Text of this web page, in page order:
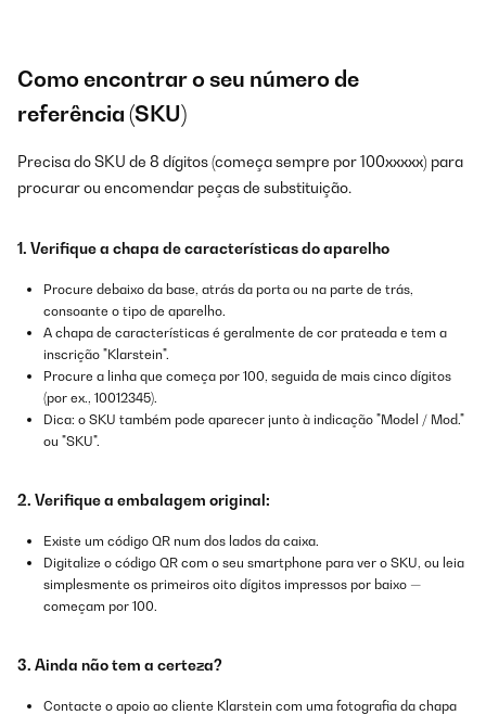
Como encontrar o seu número de
referência (SKU)
Precisa do SKU de 8 dígitos (começa sempre por 100xxxxx) para
procurar ou encomendar peças de substituição.
1. Verifique a chapa de características do aparelho
Procure debaixo da base, atrás da porta ou na parte de trás,
consoante o tipo de aparelho.
A chapa de características é geralmente de cor prateada e tem a
inscrição "Klarstein".
Procure a linha que começa por 100, seguida de mais cinco dígitos
(por ex., 10012345).
Dica: o SKU também pode aparecer junto à indicação "Model / Mod."
ou "SKU".
2. Verifique a embalagem original:
Existe um código QR num dos lados da caixa.
Digitalize o código QR com o seu smartphone para ver o SKU, ou leia
simplesmente os primeiros oito dígitos impressos por baixo —
começam por 100.
3. Ainda não tem a certeza?
Contacte o apoio ao cliente Klarstein com uma fotografia da chapa